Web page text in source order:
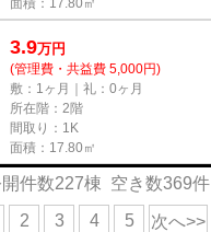
3.9万円
(管理費・共益費 5,000円)
敷：1ヶ月｜礼：0ヶ月
所在階：2階
間取り：1K
面積：17.80㎡
件数227棟 空き数369件
2 3 4 5 次へ>>